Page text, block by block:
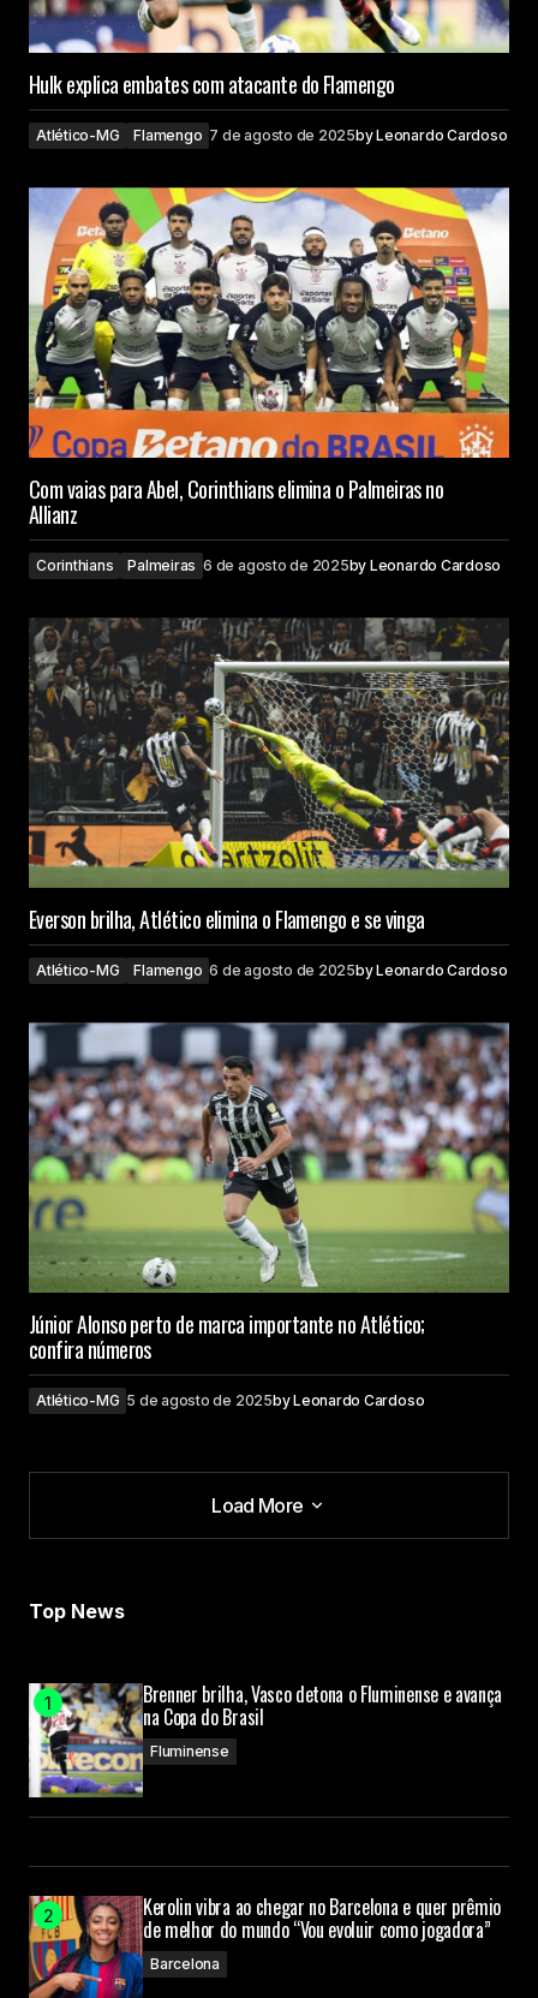
Hulk explica embates com atacante do Flamengo
Atlético-MG Flamengo 7 de agosto de 2025byLeonardo Cardoso
Com vaias para Abel, Corinthians elimina o Palmeiras no
Allianz
Corinthians Palmeiras 6 de agosto de 2025by Leonardo Cardoso
Everson brilha, Atlético elimina o Flamengo e se vinga
Atlético-MG Flamengo 6 de agosto de 2025byLeonardo Cardoso
Júnior Alonso perto de marca importante no Atlético;
confira números
Atlético-MG 5 de agosto de 2025byLeonardo Cardoso
Load More
Load More
Top News
Brenner brilha, Vasco detona o Fluminense e avança
na Copa do Brasil
Fluminense
Kerolin vibra ao chegar no Barcelona e quer prêmio
de melhor do mundo “Vou evoluir como jogadora”
Barcelona